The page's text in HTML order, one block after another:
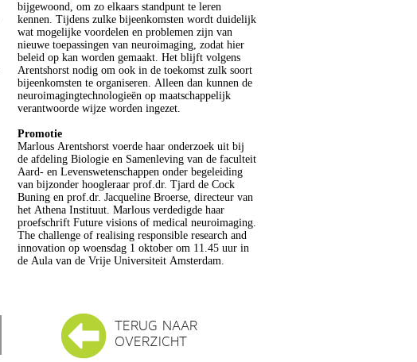
bijgewoond, om zo elkaars standpunt te leren
kennen. Tijdens zulke bijeenkomsten wordt duidelijk
wat mogelijke voordelen en problemen zijn van
nieuwe toepassingen van neuroimaging, zodat hier
beleid op kan worden gemaakt. Het blijft volgens
Arentshorst nodig om ook in de toekomst zulk soort
bijeenkomsten te organiseren. Alleen dan kunnen de
neuroimagingtechnologieën op maatschappelijk
verantwoorde wijze worden ingezet.
Promotie
Marlous Arentshorst voerde haar onderzoek uit bij
de afdeling Biologie en Samenleving van de faculteit
Aard- en Levenswetenschappen onder begeleiding
van bijzonder hoogleraar prof.dr. Tjard de Cock
Buning en prof.dr. Jacqueline Broerse, directeur van
het Athena Instituut. Marlous verdedigde haar
proefschrift Future visions of medical neuroimaging.
The challenge of realising responsible research and
innovation op woensdag 1 oktober om 11.45 uur in
de Aula van de Vrije Universiteit Amsterdam.
TERUG NAAR
OVERZICHT